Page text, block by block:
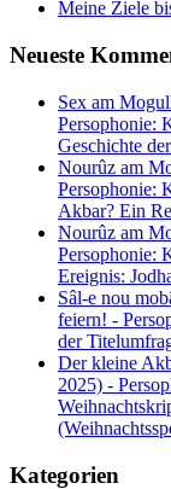
Meine Ziele
Neueste
Sex am
Persophonie:
Geschichte
Nourûz am
Persophonie:
Akbar? Ein
Nourûz am
Persophonie:
Ereignis:
Sâl-e nou
feiern! -
der
Der kleine
2025) -
Kategorien